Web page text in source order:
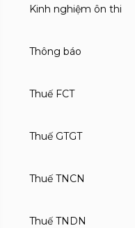
Kinh nghiệm ôn thi
Thông báo
Thuế FCT
Thuế GTGT
Thuế TNCN
Thuế TNDN